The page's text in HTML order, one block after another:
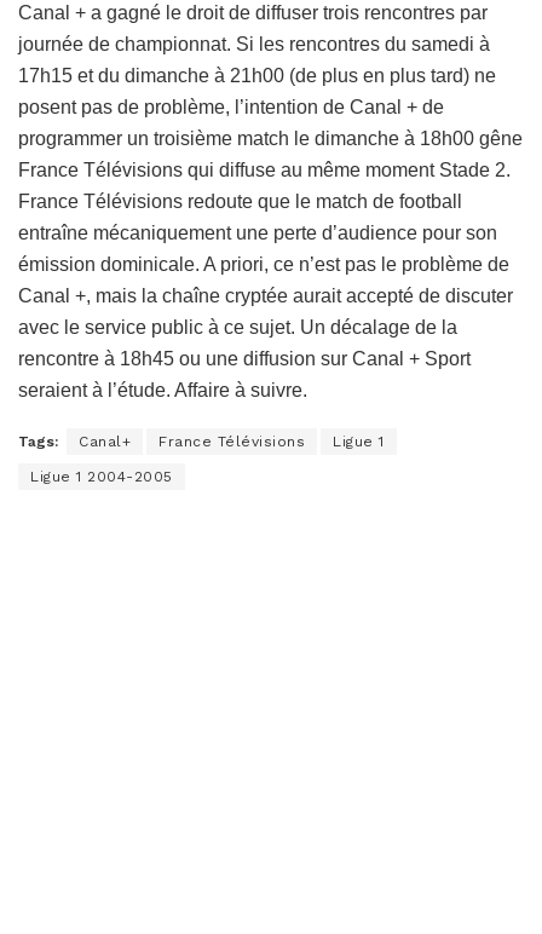
Canal + a gagné le droit de diffuser trois rencontres par
journée de championnat. Si les rencontres du samedi à
17h15 et du dimanche à 21h00 (de plus en plus tard) ne
posent pas de problème, l’intention de Canal + de
programmer un troisième match le dimanche à 18h00 gêne
France Télévisions qui diffuse au même moment Stade 2.
France Télévisions redoute que le match de football
entraîne mécaniquement une perte d’audience pour son
émission dominicale. A priori, ce n’est pas le problème de
Canal +, mais la chaîne cryptée aurait accepté de discuter
avec le service public à ce sujet. Un décalage de la
rencontre à 18h45 ou une diffusion sur Canal + Sport
seraient à l’étude. Affaire à suivre.
Tags: Canal+ France Télévisions Ligue 1
Ligue 1 2004-2005